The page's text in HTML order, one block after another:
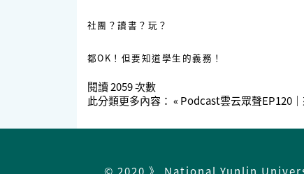
社團？讀書？玩？
都OK！但要知道學生的義務！
閱讀2059次數
此分類更多內容： « Podcast雲云眾聲EP120
© 2020 》 National Yunlin